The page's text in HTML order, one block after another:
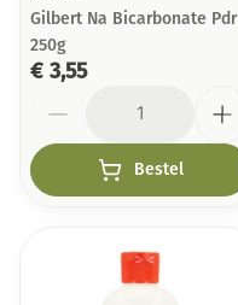
Gilbert Na Bicarbonate Pdr
250g
€ 3,55
Bestel